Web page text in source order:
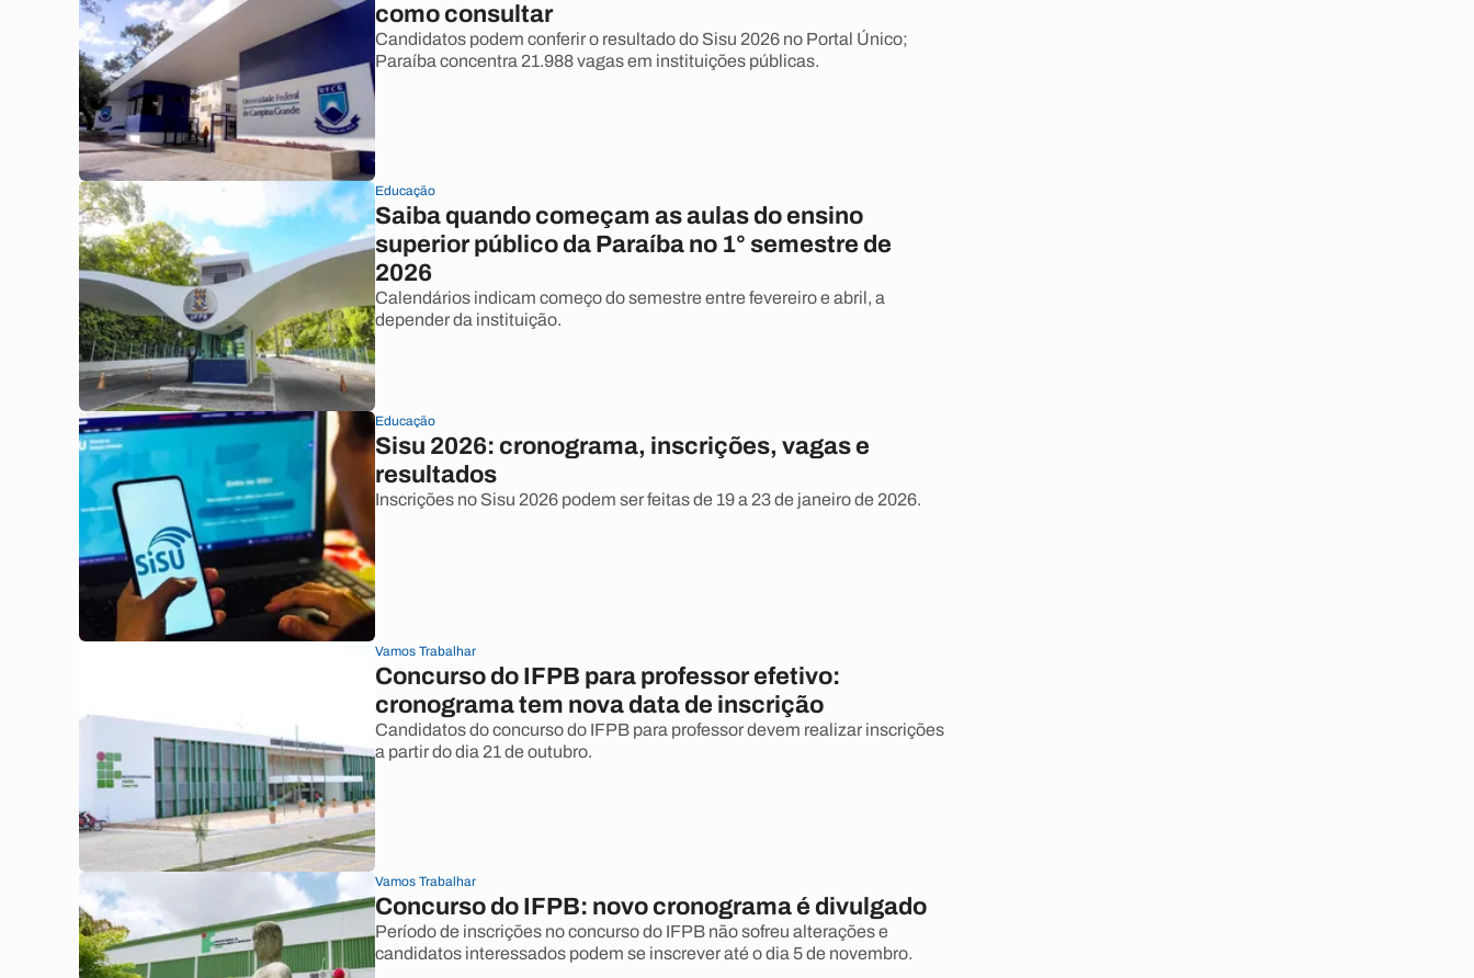
como consultar
Candidatos podem conferir o resultado do Sisu 2026 no Portal Único;
Paraíba concentra 21.988 vagas em instituições públicas.
Educação
Saiba quando começam as aulas do ensino
superior público da Paraíba no 1° semestre de
2026
Calendários indicam começo do semestre entre fevereiro e abril, a
depender da instituição.
Educação
Sisu 2026: cronograma, inscrições, vagas e
resultados
Inscrições no Sisu 2026 podem ser feitas de 19 a 23 de janeiro de 2026.
Vamos Trabalhar
Concurso do IFPB para professor efetivo:
cronograma tem nova data de inscrição
Candidatos do concurso do IFPB para professor devem realizar inscrições
a partir do dia 21 de outubro.
Vamos Trabalhar
Concurso do IFPB: novo cronograma é divulgado
Período de inscrições no concurso do IFPB não sofreu alterações e
candidatos interessados podem se inscrever até o dia 5 de novembro.